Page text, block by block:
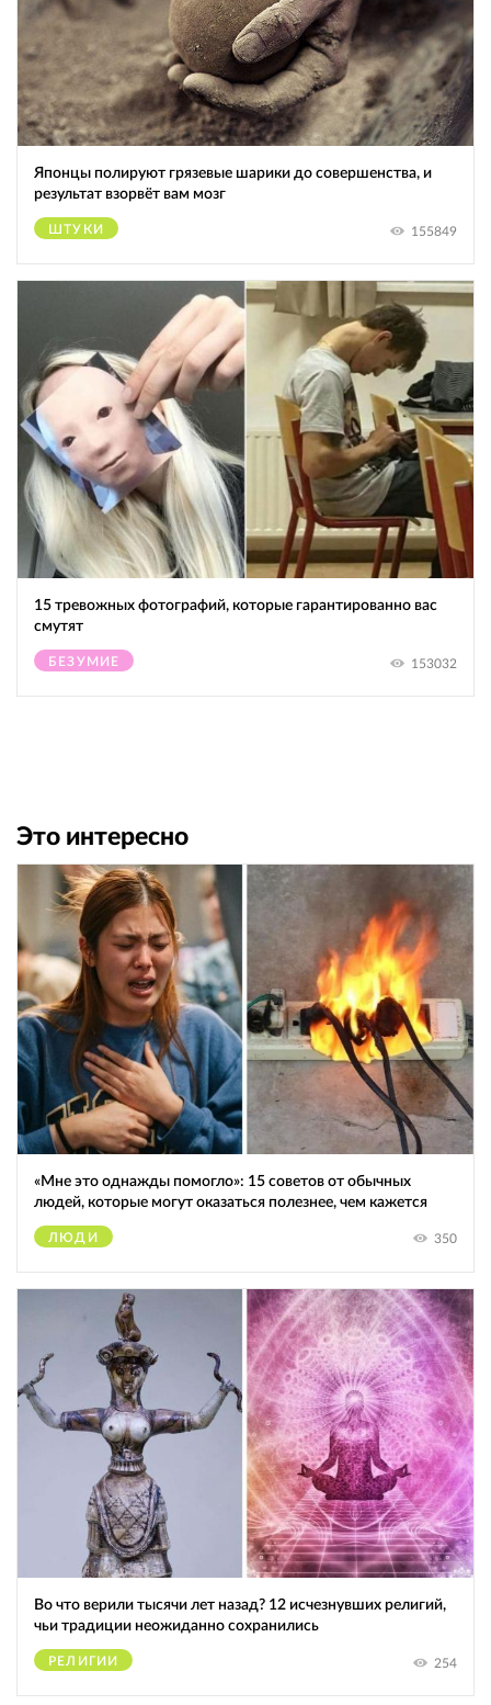
Японцы полируют грязевые шарики до совершенства, и
результат взорвёт вам мозг
ШТУКИ 155849
15 тревожных фотографий, которые гарантированно вас
смутят
БЕЗУМИЕ 153032
Это интересно
«Мне это однажды помогло»: 15 советов от обычных
людей, которые могут оказаться полезнее, чем кажется
ЛЮДИ 350
Во что верили тысячи лет назад? 12 исчезнувших религий,
чьи традиции неожиданно сохранились
РЕЛИГИИ 254